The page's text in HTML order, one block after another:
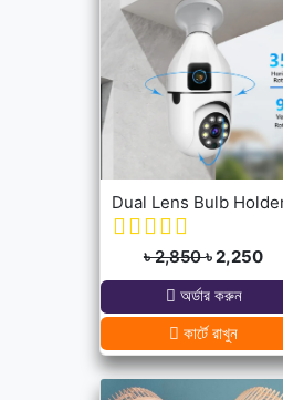
৳ 2,850৳ 2,250
অর্ডার করুন
কার্টে রাখুন